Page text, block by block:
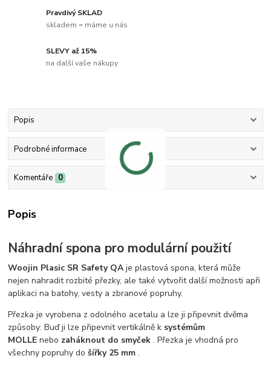
Pravdivý SKLAD
skladem = máme u nás
SLEVY až 15%
na další vaše nákupy
Popis
Podrobné informace
Komentáře 0
Popis
Náhradní spona pro modulární použití
Woojin Plasic SR Safety QAje plastová spona, která může
nejen nahradit rozbité přezky, ale také vytvořit další možnosti apři
aplikaci na batohy, vesty a zbranové popruhy.
Přezka je vyrobena z odolného acetalu a lze ji připevnit dvěma
způsoby: Buď ji lze připevnit vertikálně k systémům
MOLLE nebo zaháknout do smyček . Přezka je vhodná pro
všechny popruhy došířky 25 mm .